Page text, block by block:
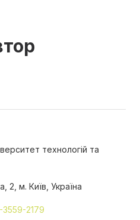
технологій та
2, м. Київ, Україна
2179